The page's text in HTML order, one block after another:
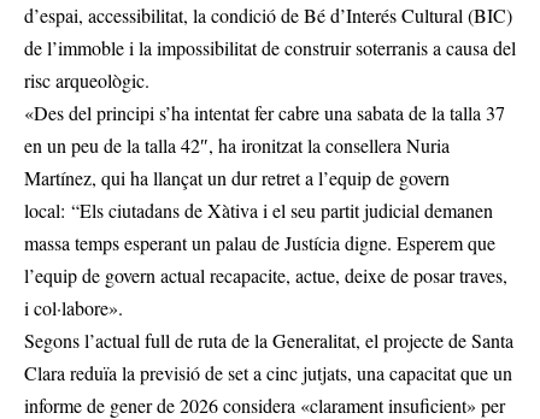
d’espai, accessibilitat, la condició de Bé d’Interés Cultural (BIC)
de l’immoble i la impossibilitat de construir soterranis a causa del
risc arqueològic.
«Des del principi s’ha intentat fer cabre una sabata de la talla 37
en un peu de la talla 42″, ha ironitzat la consellera Nuria
Martínez, qui ha llançat un dur retret a l’equip de govern
local: “Els ciutadans de Xàtiva i el seu partit judicial demanen
massa temps esperant un palau de Justícia digne. Esperem que
l’equip de govern actual recapacite, actue, deixe de posar traves,
i col·labore».
Segons l’actual full de ruta de la Generalitat, el projecte de Santa
Clara reduïa la previsió de set a cinc jutjats, una capacitat que un
informe de gener de 2026 considera «clarament insuficient» per